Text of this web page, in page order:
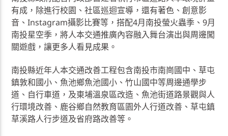
有成，除進行校園、社區巡迴宣導，還有著色、創意影
音、Instagram攝影比賽等，搭配4月南投螢火蟲季、9月
南投星空季，將人本交通推廣內容融入舞台演出與周邊闖
關遊戲，讓更多人看見成果。
南投縣近年人本交通改善工程包含南投市南崗國中、草屯
鎮敦和國小、魚池鄉魚池國小、竹山國中等周邊通學步
道、自行車道，及東埔溫泉區改造、魚池街道路景觀與人
行環境改善、鹿谷鄉自然教育區園外人行道改善、草屯鎮
草溪路人行步道及省府路改善等。